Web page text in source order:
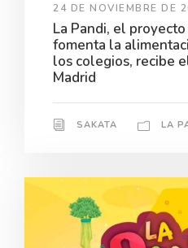
24 DE NOVIEMBRE DE
La Pandi, el
fomenta la
los colegios, recibe
Madrid
SAKATA LA